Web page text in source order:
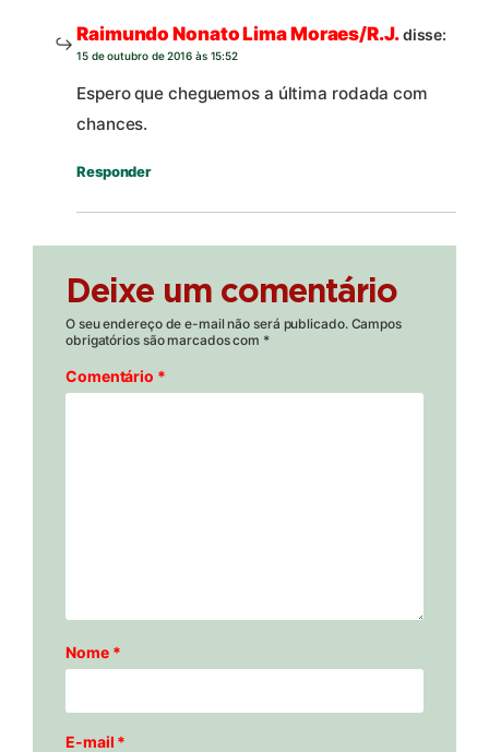
Raimundo Nonato Lima Moraes/R.J.disse:
15 de outubro de 2016 às 15:52
Espero que cheguemos a última rodada com
chances.
Responder
Deixe um comentário
O seu endereço de e-mail não será publicado. Campos
obrigatórios são marcados com *
Comentário *
Nome *
E-mail *